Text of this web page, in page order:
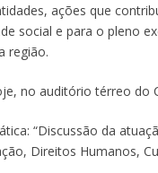
ações que
social e para o pleno
região.
no auditório térreo do
“Discussão da
Direitos Humanos,